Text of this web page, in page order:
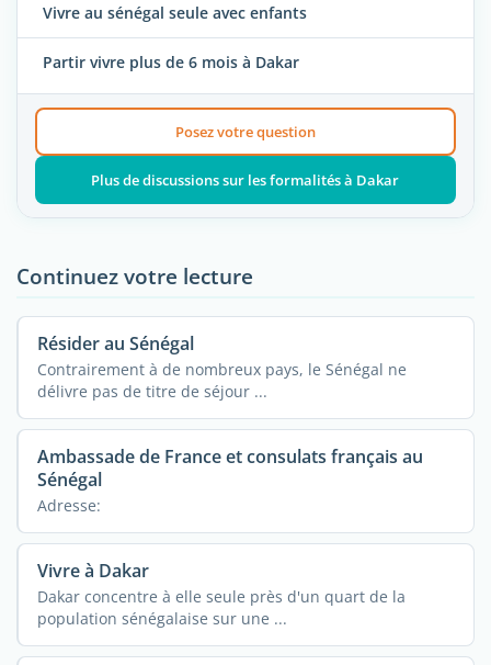
Vivre au sénégal seule avec enfants
Partir vivre plus de 6 mois à Dakar
Posez votre question
Plus de discussions sur les formalités à Dakar
Continuez votre lecture
Résider au Sénégal
Contrairement à de nombreux pays, le Sénégal ne
délivre pas de titre de séjour ...
Ambassade de France et consulats français au
Sénégal
Adresse:
Vivre à Dakar
Dakar concentre à elle seule près d'un quart de la
population sénégalaise sur une ...